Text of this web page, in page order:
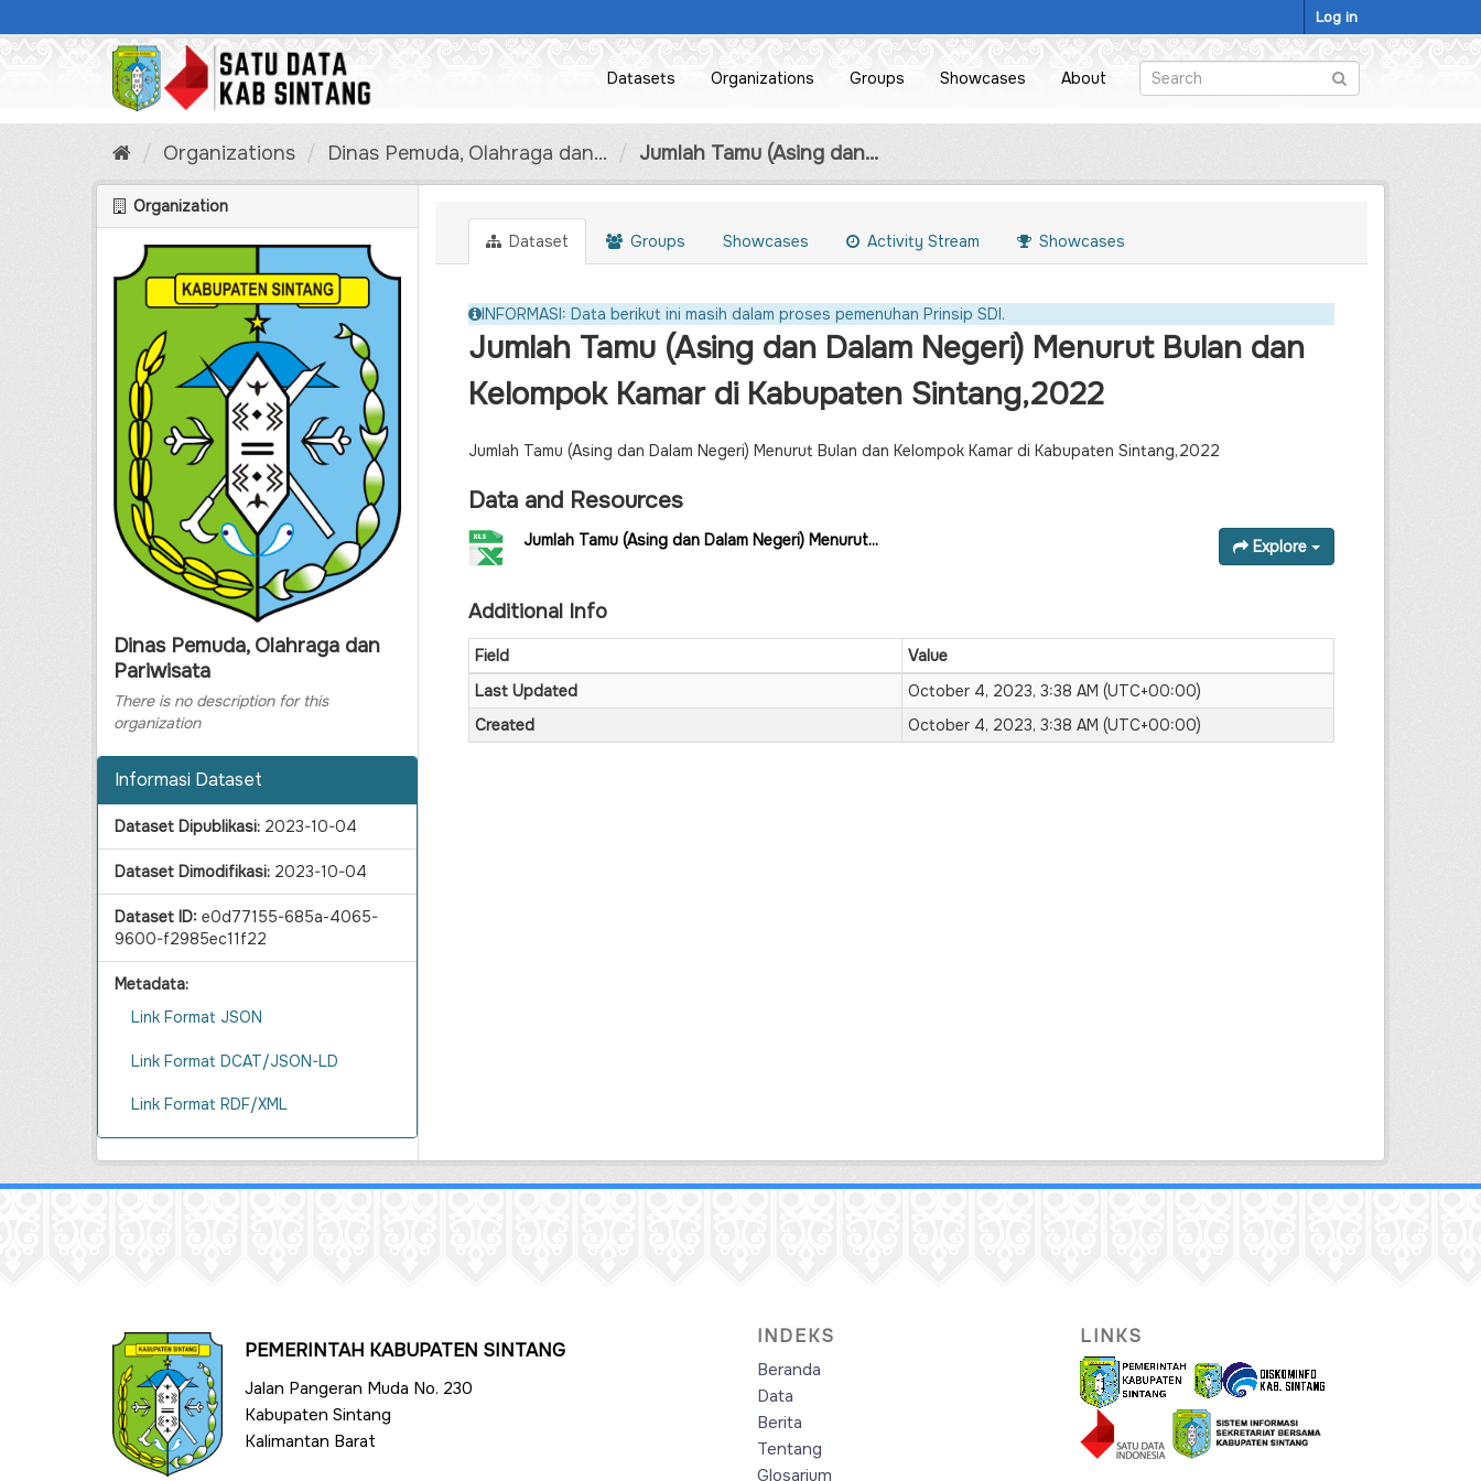
to
Log in
Datasets Organizations Groups Showcases About
Organizations Dinas Pemuda, Olahraga dan... Jumlah Tamu (Asing dan...
Organization
Dinas Pemuda, Olahraga dan
Pariwisata
There is no description for this
organization
Informasi Dataset
Dataset Dipublikasi: 2023-10-04
Dataset Dimodifikasi: 2023-10-04
Dataset ID: e0d77155-685a-4065-
9600-f2985ec11f22
Metadata:
Link Format JSON
Link Format DCAT/JSON-LD
Link Format RDF/XML
Dataset Groups Showcases Activity Stream Showcases
INFORMASI: Data berikut ini masih dalam proses pemenuhan Prinsip SDI.
Jumlah Tamu (Asing dan Dalam Negeri) Menurut Bulan dan
Kelompok Kamar di Kabupaten Sintang,2022
Jumlah Tamu (Asing dan Dalam Negeri) Menurut Bulan dan Kelompok Kamar di Kabupaten Sintang,2022
Data and Resources
Jumlah Tamu (Asing dan Dalam Negeri) Menurut... Explore
Additional Info
Field
Value
Last Updated
October 4, 2023, 3:38 AM (UTC+00:00)
Created
October 4, 2023, 3:38 AM (UTC+00:00)
PEMERINTAH KABUPATEN SINTANG
Jalan Pangeran Muda No. 230
Kabupaten Sintang
Kalimantan Barat
INDEKS
Beranda
Data
Berita
Tentang
Glosarium
LINKS